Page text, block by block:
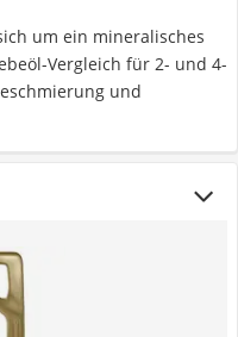
um ein mineralisches
Vergleich für 2- und 4-
und